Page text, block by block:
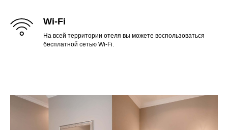
Wi-Fi
На всей территории отеля вы можете воспользоваться
бесплатной сетью Wi-Fi.